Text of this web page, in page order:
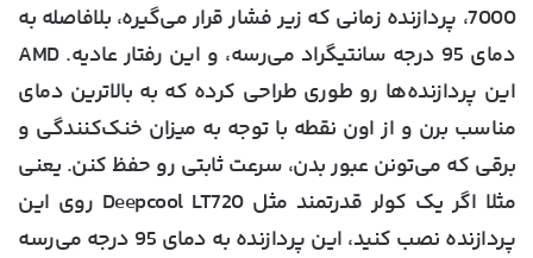
7000، پردازنده زمانی که زیر فشار قرار می‌گیره، بلافاصله به
دمای 95 درجه سانتیگراد می‌رسه، و این رفتار عادیه. AMD
این پردازنده‌ها رو طوری طراحی کرده که به بالاترین دمای
مناسب برن و از اون نقطه با توجه به میزان خنک‌کنندگی و
برقی که می‌تونن عبور بدن، سرعت ثابتی رو حفظ کنن. یعنی
مثلا اگر یک کولر قدرتمند مثل Deepcool LT720 روی این
پردازنده نصب کنید، این پردازنده به دمای 95 درجه می‌رسه